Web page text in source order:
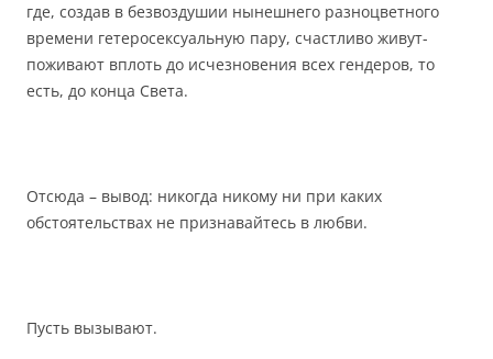
где, создав в безвоздушии нынешнего разноцветного
времени гетеросексуальную пару, счастливо живут-
поживают вплоть до исчезновения всех гендеров, то
есть, до конца Света.
Отсюда – вывод: никогда никому ни при каких
обстоятельствах не признавайтесь в любви.
Пусть вызывают.